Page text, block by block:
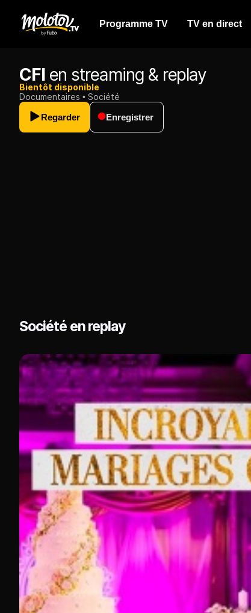
Programme TV TV en direct
CFIen streaming & replay
Bientôt disponible
Documentaires
Société
Regarder
Enregistrer
Société en replay